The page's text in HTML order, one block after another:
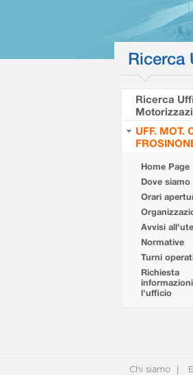
Ricerca
Ricerca
UFF. MOT.
Home Page
Dove siamo
Orari
Avvisi
Normative
Turni
Richiesta
l'ufficio
Chi siamo